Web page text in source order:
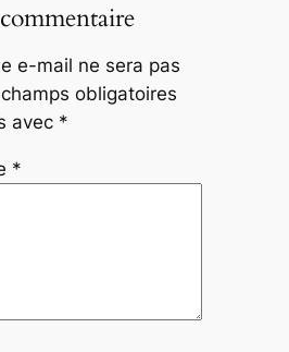
e-mail ne sera pas
obligatoires
avec *
*